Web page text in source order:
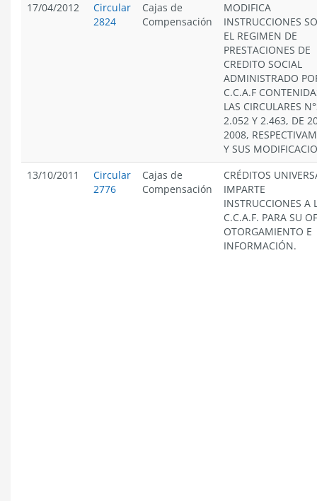
17/04/2012
Circular
2824
Cajas de
Compensación
MODIFICA
INSTRUCCIONES
EL REGIMEN DE
PRESTACIONES DE
CREDITO SOCIAL
ADMINISTRADO
C.C.A.F
LAS CIRCULARES
2.052 Y 2.463, DE
2008,
Y SUS
13/10/2011
Circular
2776
Cajas de
Compensación
CRÉDITOS
IMPARTE
INSTRUCCIONES A
C.C.A.F. PARA SU
OTORGAMIENTO E
INFORMACIÓN.